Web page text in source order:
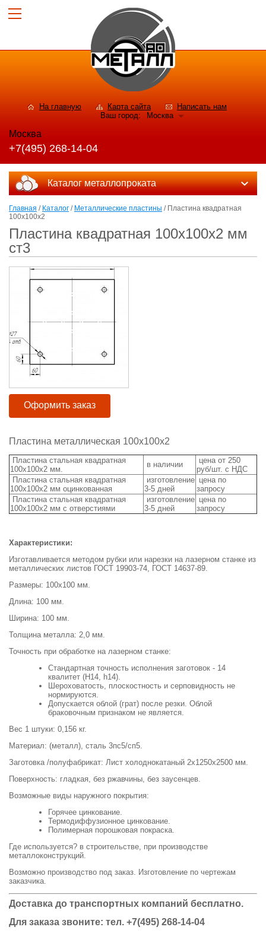
На главную Карта сайта
Написать нам
Ваш город:
Москва
Москва
+7(495) 268-14-04
Каталог металлопроката
Главная / Каталог / Металлические пластины / Пластина квадратная
100х100х2
Пластина квадратная 100х100х2 мм
ст3
Оформить заказ
Пластина металлическая 100х100х2
Пластина стальная квадратная
100х100х2 мм.
в наличии
цена от 250
руб/шт. с НДС
Пластина стальная квадратная
100х100х2 мм оцинкованная
изготовление
3-5 дней
цена по
запросу
Пластина стальная квадратная
100х100х2 мм с отверстиями
изготовление
3-5 дней
цена по
запросу
Характеристики:
Изготавливается методом рубки или нарезки на лазерном станке из
металлических листов ГОСТ 19903-74, ГОСТ 14637-89.
Размеры: 100х100 мм.
Длина: 100 мм.
Ширина: 100 мм.
Толщина металла: 2,0 мм.
Точность при обработке на лазерном станке:
Стандартная точность исполнения заготовок - 14
квалитет (H14, h14).
Шероховатость, плоскостность и серповидность не
нормируются.
Допускается облой (грат) после резки. Облой
браковочным признаком не является.
Вес 1 штуки: 0,156 кг.
Материал: (металл), сталь 3пс5/сп5.
Заготовка /полуфабрикат: Лист холоднокатаный 2х1250х2500 мм.
Поверхность: гладкая, без ржавчины, без заусенцев.
Возможные виды наружного покрытия:
Горячее цинкование.
Термодиффузионное цинкование.
Полимерная порошковая покраска.
Где используется? в строительстве, при производстве
металлоконструкций.
Возможно производство под заказ. Изготовление по чертежам
заказчика.
Доставка до транспортных компаний бесплатно.
Для заказа звоните: тел. +7(495) 268-14-04